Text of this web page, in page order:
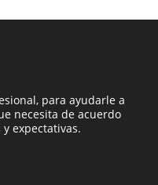
para ayudarle a
necesita de acuerdo
expectativas.